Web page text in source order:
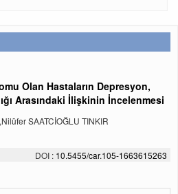
Olan Hastaların Depresyon,
Arasındaki İlişkinin İncelenmesi
SAATCİOĞLU TINKIR
DOI : 10.5455/car.105-1663615263